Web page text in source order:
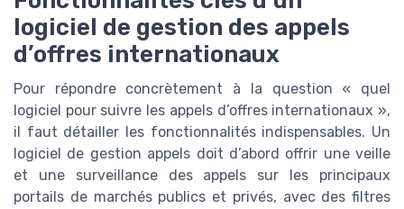
logiciel de gestion des appels
d’offres internationaux
Pour répondre concrètement à la question « quel
logiciel pour suivre les appels d’offres internationaux »,
il faut détailler les fonctionnalités indispensables. Un
logiciel de gestion appels doit d’abord offrir une veille
et une surveillance des appels sur les principaux
portails de marchés publics et privés, avec des filtres